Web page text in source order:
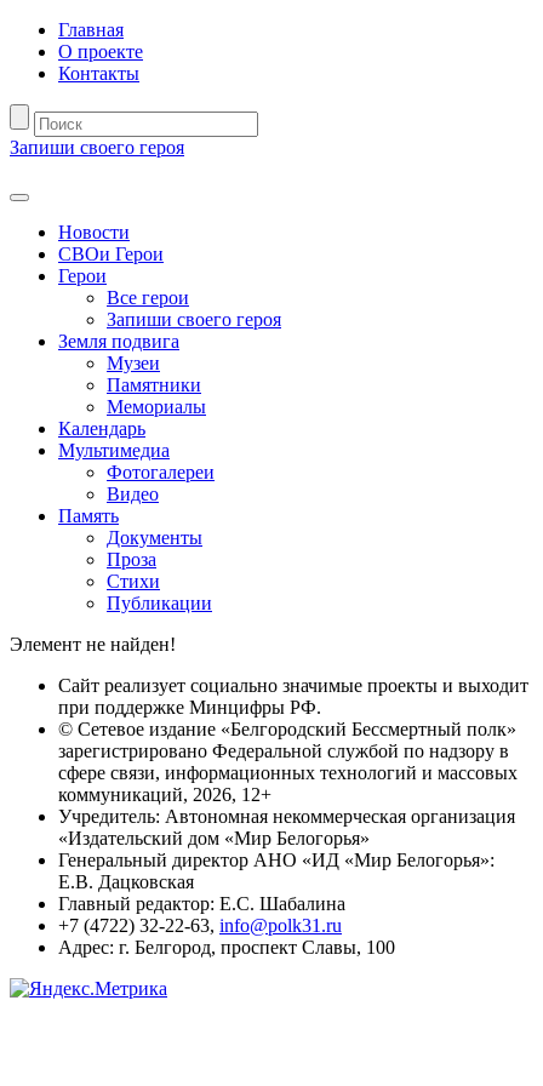
Главная
О проекте
Контакты
Запиши своего героя
Новости
СВОи Герои
Герои
Все герои
Запиши своего героя
Земля подвига
Музеи
Памятники
Мемориалы
Календарь
Мультимедиа
Фотогалереи
Видео
Память
Документы
Проза
Стихи
Публикации
Элемент не найден!
Сайт реализует социально значимые проекты и выходит
при поддержке Минцифры РФ.
© Сетевое издание «Белгородский Бессмертный полк»
зарегистрировано Федеральной службой по надзору в
сфере связи, информационных технологий и массовых
коммуникаций, 2026, 12+
Учредитель: Автономная некоммерческая организация
«Издательский дом «Мир Белогорья»
Генеральный директор АНО «ИД «Мир Белогорья»:
Е.В. Дацковская
Главный редактор: Е.С. Шабалина
+7 (4722) 32-22-63, info@polk31.ru
Адрес: г. Белгород, проспект Славы, 100